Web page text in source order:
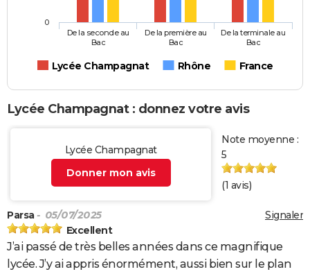
Lycée Champagnat Rhône France
De la seconde au
Bac
De la première au
Bac
De la terminale au
Bac
0
Lycée Champagnat : donnez votre avis
Lycée Champagnat
Donner mon avis
Note moyenne :
5
(1 avis)
Signaler
Parsa - 05/07/2025
Excellent
J’ai passé de très belles années dans ce magnifique
lycée. J’y ai appris énormément, aussi bien sur le plan